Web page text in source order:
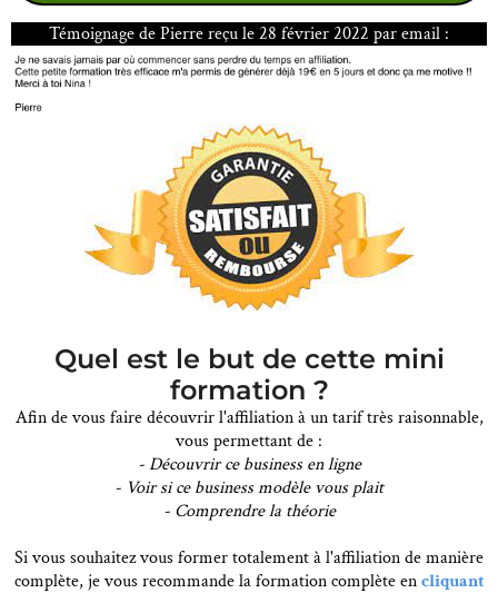
Témoignage de Pierre reçu le 28 février 2022 par email :
Quel est le but de cette mini
formation ?
Afin de vous faire découvrir l'affiliation à un tarif très raisonnable,
vous permettant de :
- Découvrir ce business en ligne
- Voir si ce business modèle vous plait
- Comprendre la théorie
Si vous souhaitez vous former totalement à l'affiliation de manière
complète, je vous recommande la formation complète encliquant